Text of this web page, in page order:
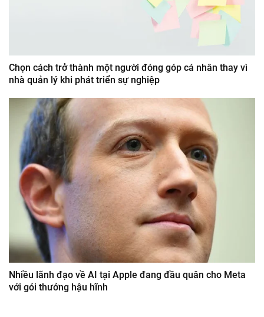
Chọn cách trở thành một người đóng góp cá nhân thay vì
nhà quản lý khi phát triển sự nghiệp
Nhiều lãnh đạo về AI tại Apple đang đầu quân cho Meta
với gói thưởng hậu hĩnh